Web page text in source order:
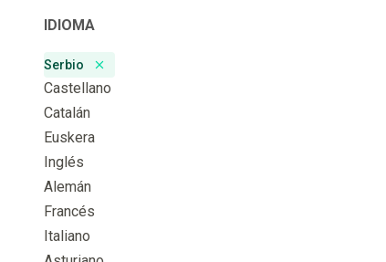
IDIOMA
Serbio
Remove badge
Castellano
Catalán
Euskera
Inglés
Alemán
Francés
Italiano